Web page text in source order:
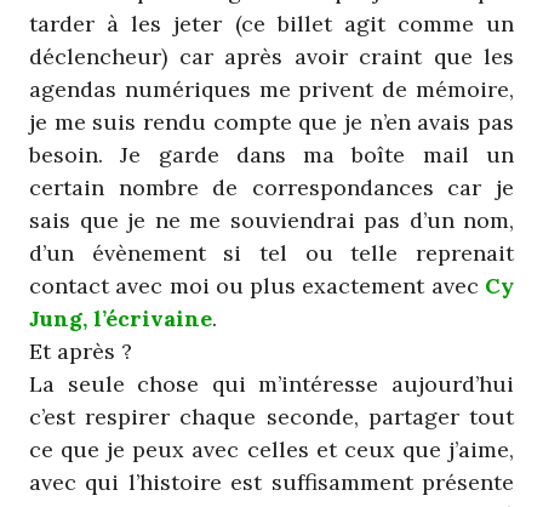
tarder à les jeter (ce billet agit comme un
déclencheur) car après avoir craint que les
agendas numériques me privent de mémoire,
je me suis rendu compte que je n’en avais pas
besoin. Je garde dans ma boîte mail un
certain nombre de correspondances car je
sais que je ne me souviendrai pas d’un nom,
d’un évènement si tel ou telle reprenait
contact avec moi ou plus exactement avec Cy
Jung, l’écrivaine.
Et après ?
La seule chose qui m’intéresse aujourd’hui
c’est respirer chaque seconde, partager tout
ce que je peux avec celles et ceux que j’aime,
avec qui l’histoire est suffisamment présente